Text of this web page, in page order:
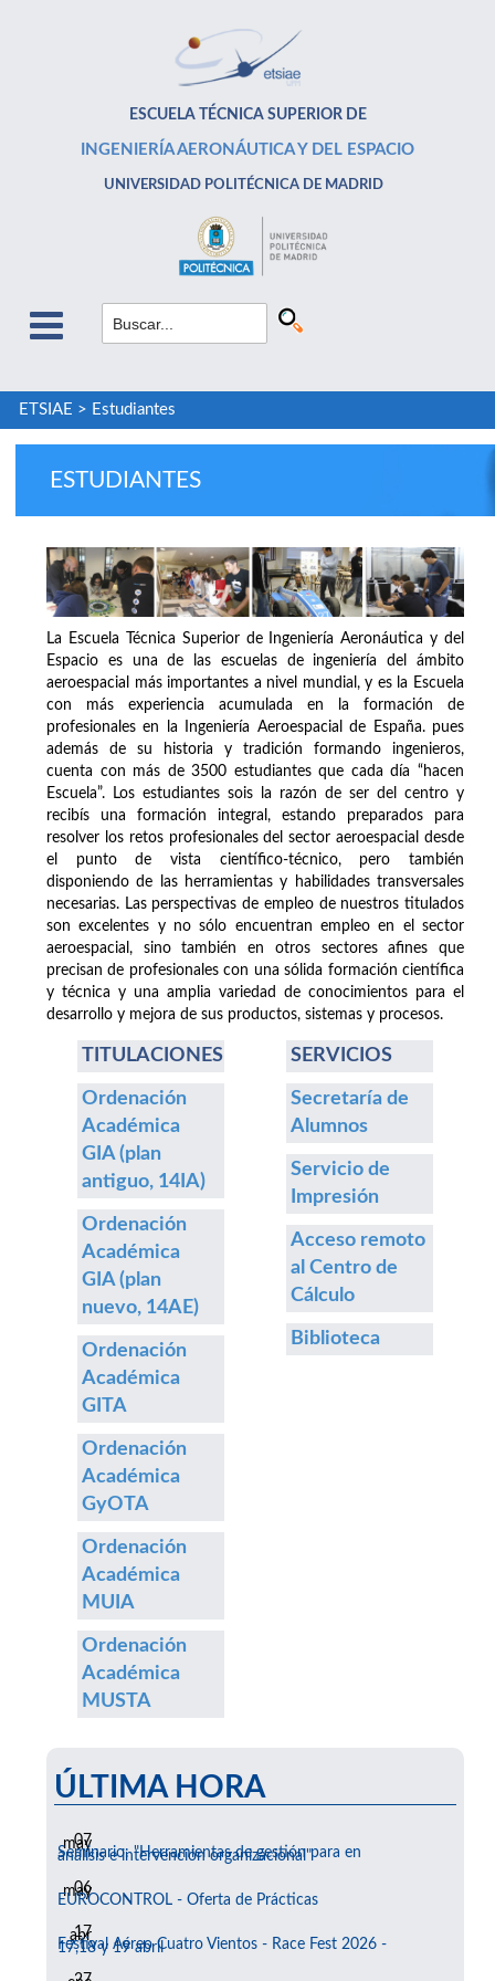
ESCUELA TÉCNICA SUPERIOR DE
INGENIERÍA AERONÁUTICA Y DEL ESPACIO
UNIVERSIDAD POLITÉCNICA DE MADRID
ETSIAE > Estudiantes
ESTUDIANTES
La Escuela Técnica Superior de Ingeniería Aeronáutica y del
Espacio es una de las escuelas de ingeniería del ámbito
aeroespacial más importantes a nivel mundial, y es la Escuela
con más experiencia acumulada en la formación de
profesionales en la Ingeniería Aeroespacial de España. pues
además de su historia y tradición formando ingenieros,
cuenta con más de 3500 estudiantes que cada día “hacen
Escuela”. Los estudiantes sois la razón de ser del centro y
recibís una formación integral, estando preparados para
resolver los retos profesionales del sector aeroespacial desde
el punto de vista científico-técnico, pero también
disponiendo de las herramientas y habilidades transversales
necesarias. Las perspectivas de empleo de nuestros titulados
son excelentes y no sólo encuentran empleo en el sector
aeroespacial, sino también en otros sectores afines que
precisan de profesionales con una sólida formación científica
y técnica y una amplia variedad de conocimientos para el
desarrollo y mejora de sus productos, sistemas y procesos.
TITULACIONES
Ordenación
Académica
GIA (plan
antiguo, 14IA)
Ordenación
Académica
GIA (plan
nuevo, 14AE)
Ordenación
Académica
GITA
Ordenación
Académica
GyOTA
Ordenación
Académica
MUIA
Ordenación
Académica
MUSTA
SERVICIOS
Secretaría de
Alumnos
Servicio de
Impresión
Acceso remoto
al Centro de
Cálculo
Biblioteca
ÚLTIMA HORA
07
may
Seminario: "Herramientas de gestión para en
análisis e intervención organizacional"
06
may
EUROCONTROL - Oferta de Prácticas
17
abr
Festival Aéreo Cuatro Vientos - Race Fest 2026 -
17,18 y 19 abril